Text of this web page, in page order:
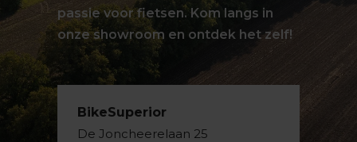
passie voor fietsen. Kom langs in
onze showroom en ontdek het zelf!
BikeSuperior
De Joncheerelaan 25